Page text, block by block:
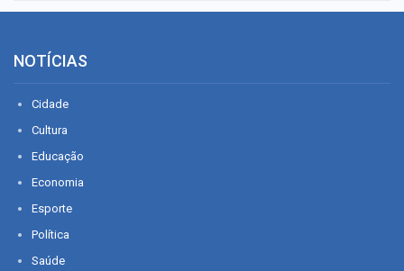
NOTÍCIAS
Cidade
Cultura
Educação
Economia
Esporte
Política
Saúde